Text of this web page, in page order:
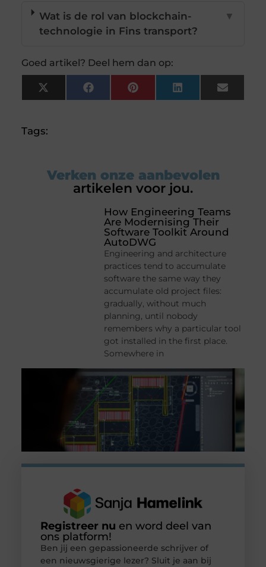
Wat is de rol van blockchain-
technologie in Fins transport?
▼
Goed artikel? Deel hem dan op:
X
(Twitter)
FacebookPinterestLinkedInEmail
Tags:
Verken onze aanbevolen
artikelen voor jou.
How Engineering Teams
Are Modernising Their
Software Toolkit Around
AutoDWG
Engineering and architecture
practices tend to accumulate
software the same way they
accumulate old project files:
gradually, without much
planning, until nobody
remembers why a particular tool
got installed in the first place.
Somewhere in
Registreer nu en word deel van
ons platform!
Ben jij een gepassioneerde schrijver of
een nieuwsgierige lezer? Sluit je aan bij